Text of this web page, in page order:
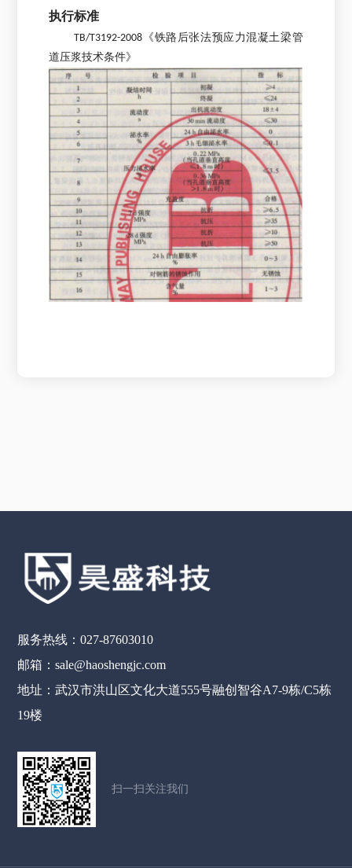
执行标准
TB/T3192-2008《铁路后张法预应力混凝土梁管
道压浆技术条件》
服务热线：027-87603010
邮箱：sale@haoshengjc.com
地址：武汉市洪山区文化大道555号融创智谷A7-9栋/C5栋
19楼
扫一扫关注我们